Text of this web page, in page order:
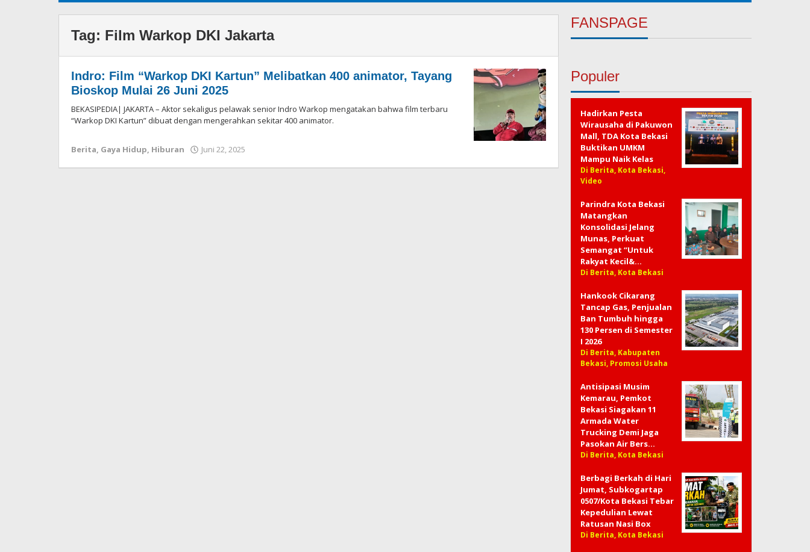
Tag: Film Warkop DKI Jakarta
Indro: Film “Warkop DKI Kartun” Melibatkan 400 animator, Tayang
Bioskop Mulai 26 Juni 2025
BEKASIPEDIA| JAKARTA – Aktor sekaligus pelawak senior Indro Warkop mengatakan bahwa film terbaru
“Warkop DKI Kartun” dibuat dengan mengerahkan sekitar 400 animator.
Berita, Gaya Hidup, Hiburan Juni 22, 2025
FANSPAGE
Populer
Hadirkan Pesta
Wirausaha di Pakuwon
Mall, TDA Kota Bekasi
Buktikan UMKM
Mampu Naik Kelas
Di Berita, Kota Bekasi,
Video
Parindra Kota Bekasi
Matangkan
Konsolidasi Jelang
Munas, Perkuat
Semangat “Untuk
Rakyat Kecil&…
Di Berita, Kota Bekasi
Hankook Cikarang
Tancap Gas, Penjualan
Ban Tumbuh hingga
130 Persen di Semester
I 2026
Di Berita, Kabupaten
Bekasi, Promosi Usaha
Antisipasi Musim
Kemarau, Pemkot
Bekasi Siagakan 11
Armada Water
Trucking Demi Jaga
Pasokan Air Bers…
Di Berita, Kota Bekasi
Berbagi Berkah di Hari
Jumat, Subkogartap
0507/Kota Bekasi Tebar
Kepedulian Lewat
Ratusan Nasi Box
Di Berita, Kota Bekasi